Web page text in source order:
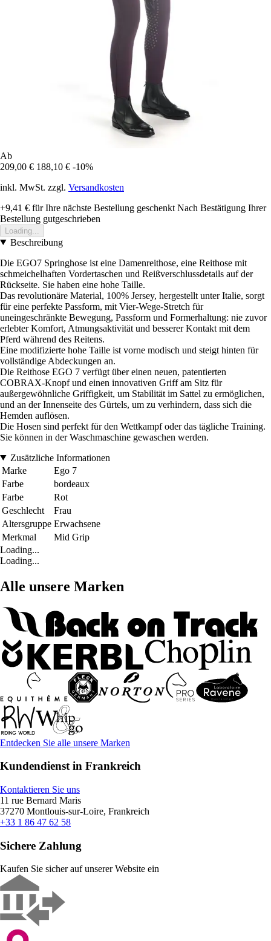
Ab
209,00 € 188,10 € -10%
inkl. MwSt. zzgl. Versandkosten
+9,41 € für Ihre nächste Bestellung geschenkt Nach Bestätigung Ihrer
Bestellung gutgeschrieben
Loading...
Beschreibung
Die EGO7 Springhose ist eine Damenreithose, eine Reithose mit
schmeichelhaften Vordertaschen und Reißverschlussdetails auf der
Rückseite. Sie haben eine hohe Taille.
Das revolutionäre Material, 100% Jersey, hergestellt unter Italie, sorgt
für eine perfekte Passform, mit Vier-Wege-Stretch für
uneingeschränkte Bewegung, Passform und Formerhaltung: nie zuvor
erlebter Komfort, Atmungsaktivität und besserer Kontakt mit dem
Pferd während des Reitens.
Eine modifizierte hohe Taille ist vorne modisch und steigt hinten für
vollständige Abdeckungen an.
Die Reithose EGO 7 verfügt über einen neuen, patentierten
COBRAX-Knopf und einen innovativen Griff am Sitz für
außergewöhnliche Griffigkeit, um Stabilität im Sattel zu ermöglichen,
und an der Innenseite des Gürtels, um zu verhindern, dass sich die
Hemden auflösen.
Die Hosen sind perfekt für den Wettkampf oder das tägliche Training.
Sie können in der Waschmaschine gewaschen werden.
Zusätzliche Informationen
Marke
Ego 7
Farbe
bordeaux
Farbe
Rot
Geschlecht
Frau
Altersgruppe Erwachsene
Merkmal
Mid Grip
Loading...
Loading...
Alle unsere Marken
Entdecken Sie alle unsere Marken
Kundendienst in Frankreich
Kontaktieren Sie uns
11 rue Bernard Maris
37270 Montlouis-sur-Loire, Frankreich
+33 1 86 47 62 58
Sichere Zahlung
Kaufen Sie sicher auf unserer Website ein